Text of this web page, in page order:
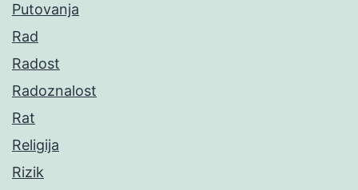
Putovanja
Rad
Radost
Radoznalost
Rat
Religija
Rizik